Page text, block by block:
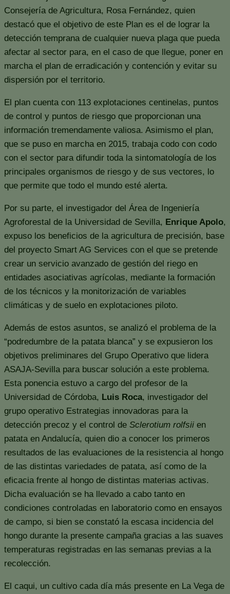
Consejería de Agricultura, Rosa Fernández, quien
destacó que el objetivo de este Plan es el de lograr la
detección temprana de cualquier nueva plaga que pueda
afectar al sector para, en el caso de que llegue, poner en
marcha el plan de erradicación y contención y evitar su
dispersión por el territorio.
El plan cuenta con 113 explotaciones centinelas, puntos
de control y puntos de riesgo que proporcionan una
información tremendamente valiosa. Asimismo el plan,
que se puso en marcha en 2015, trabaja codo con codo
con el sector para difundir toda la sintomatología de los
principales organismos de riesgo y de sus vectores, lo
que permite que todo el mundo esté alerta.
Por su parte, el investigador del Área de Ingeniería
Agroforestal de la Universidad de Sevilla, Enrique Apolo,
expuso los beneficios de la agricultura de precisión, base
del proyecto Smart AG Services con el que se pretende
crear un servicio avanzado de gestión del riego en
entidades asociativas agrícolas, mediante la formación
de los técnicos y la monitorización de variables
climáticas y de suelo en explotaciones piloto.
Además de estos asuntos, se analizó el problema de la
“podredumbre de la patata blanca” y se expusieron los
objetivos preliminares del Grupo Operativo que lidera
ASAJA-Sevilla para buscar solución a este problema.
Esta ponencia estuvo a cargo del profesor de la
Universidad de Córdoba, Luis Roca, investigador del
grupo operativo Estrategias innovadoras para la
detección precoz y el control de Sclerotium rolfsii en
patata en Andalucía, quien dio a conocer los primeros
resultados de las evaluaciones de la resistencia al hongo
de las distintas variedades de patata, así como de la
eficacia frente al hongo de distintas materias activas.
Dicha evaluación se ha llevado a cabo tanto en
condiciones controladas en laboratorio como en ensayos
de campo, si bien se constató la escasa incidencia del
hongo durante la presente campaña gracias a las suaves
temperaturas registradas en las semanas previas a la
recolección.
El caqui, un cultivo cada día más presente en La Vega de